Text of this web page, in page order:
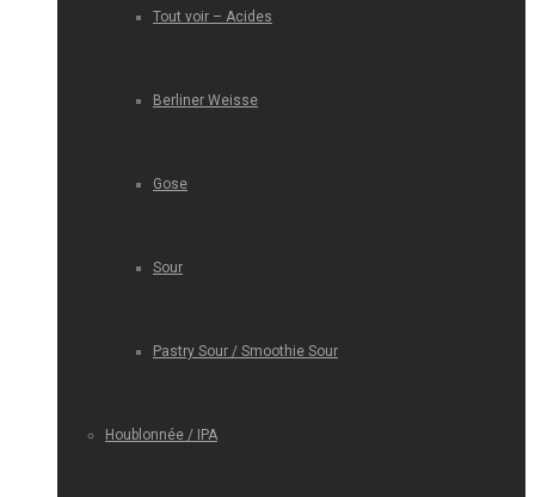
Tout voir – Acides
Berliner Weisse
Gose
Sour
Pastry Sour / Smoothie Sour
Houblonnée / IPA